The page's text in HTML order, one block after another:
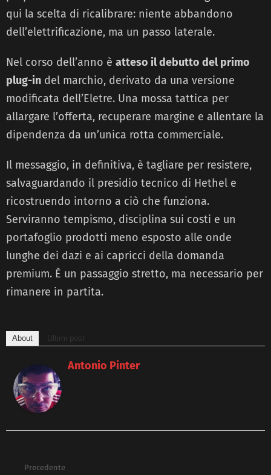
qui la scelta di ricalibrare: niente abbandono
dell’elettrificazione, ma un passo laterale.
Nel corso dell’anno è atteso il debutto del primo
plug-in del marchio, derivato da una versione
modificata dell’Eletre. Una mossa tattica per
allargare l’offerta, recuperare margine e allentare la
dipendenza da un’unica rotta commerciale.
Il messaggio, in definitiva, è tagliare per resistere,
salvaguardando il presidio tecnico di Hethel e
ricostruendo intorno a ciò che funziona.
Serviranno tempismo, disciplina sui costi e un
portafoglio prodotti meno esposto alle onde
lunghe dei dazi e ai capricci della domanda
premium. È un passaggio stretto, ma necessario per
rimanere in partita.
About Ultimi post
Antonio Pinter
Precedente